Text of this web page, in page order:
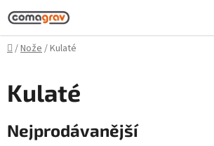
Přejít
na
obsah
Domů
/Nože/Kulaté
Kulaté
Nejprodávanější